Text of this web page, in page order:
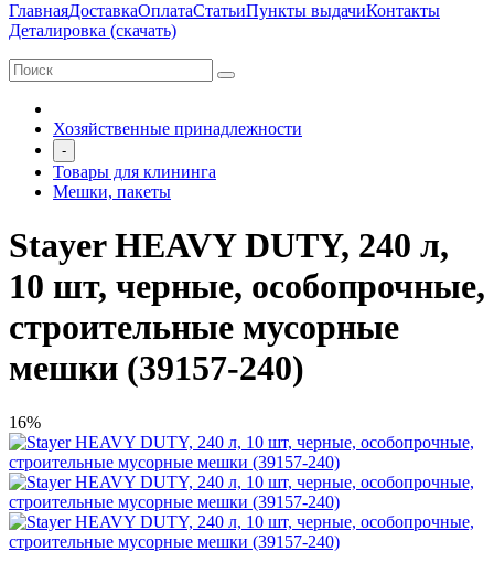
ГлавнаяДоставкаОплатаСтатьиПункты выдачиКонтакты
Деталировка (скачать)
Хозяйственные принадлежности
-
Товары для клининга
Мешки, пакеты
Stayer HEAVY DUTY, 240 л,
10 шт, черные, особопрочные,
строительные мусорные
мешки (39157-240)
16%